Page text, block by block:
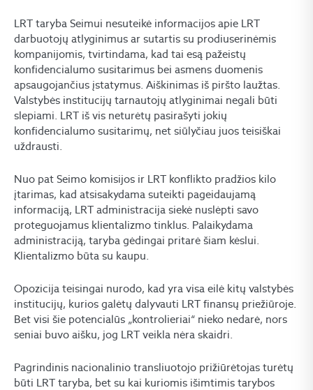
LRT taryba Seimui nesuteikė informacijos apie LRT
darbuotojų atlyginimus ar sutartis su prodiuserinėmis
kompanijomis, tvirtindama, kad tai esą pažeistų
konfidencialumo susitarimus bei asmens duomenis
apsaugojančius įstatymus. Aiškinimas iš piršto laužtas.
Valstybės institucijų tarnautojų atlyginimai negali būti
slepiami. LRT iš vis neturėtų pasirašyti jokių
konfidencialumo susitarimų, net siūlyčiau juos teisiškai
uždrausti.
Nuo pat Seimo komisijos ir LRT konflikto pradžios kilo
įtarimas, kad atsisakydama suteikti pageidaujamą
informaciją, LRT administracija siekė nuslėpti savo
proteguojamus klientalizmo tinklus. Palaikydama
administraciją, taryba gėdingai pritarė šiam kėslui.
Klientalizmo būta su kaupu.
Opozicija teisingai nurodo, kad yra visa eilė kitų valstybės
institucijų, kurios galėtų dalyvauti LRT finansų priežiūroje.
Bet visi šie potencialūs „kontrolieriai“ nieko nedarė, nors
seniai buvo aišku, jog LRT veikla nėra skaidri.
Pagrindinis nacionalinio transliuotojo prižiūrėtojas turėtų
būti LRT taryba, bet su kai kuriomis išimtimis tarybos